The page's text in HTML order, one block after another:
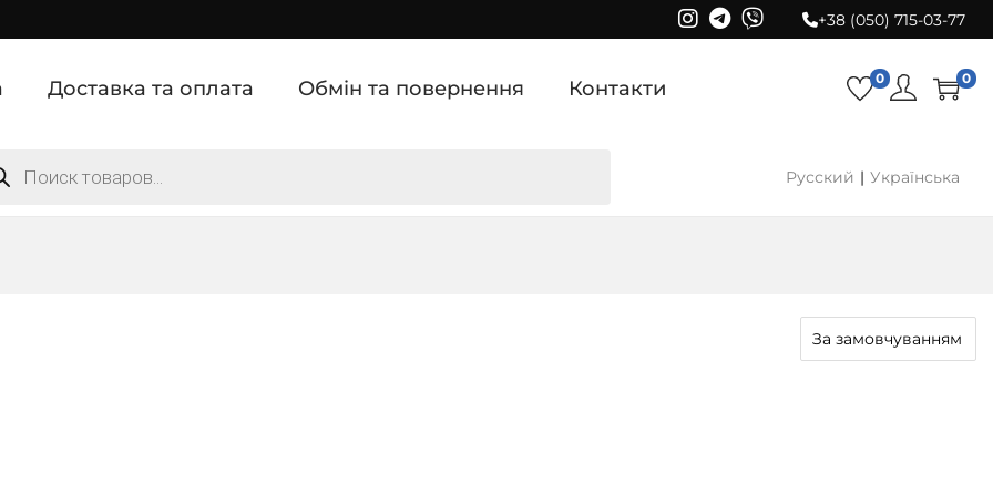
+38 (050) 715-03-77
Доставка та оплата Обмін та повернення Контакти 0 0
Русский Українська